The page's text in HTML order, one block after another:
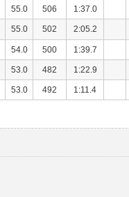
55.0 506 1:37.0
55.0 502 2:05.2
54.0 500 1:39.7
53.0 482 1:22.9
53.0 492 1:11.4